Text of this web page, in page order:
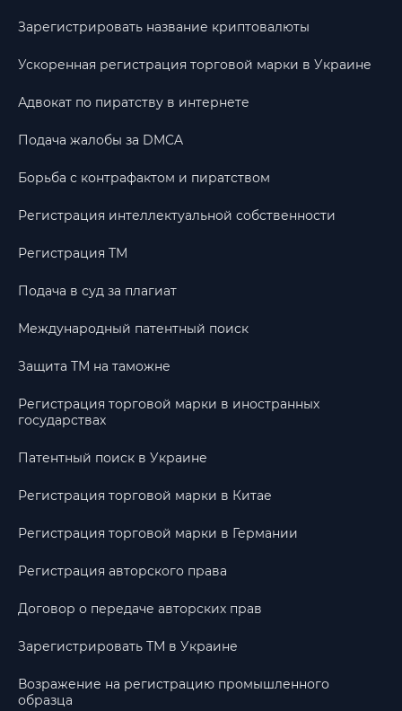
Зарегистрировать название криптовалюты
Ускоренная регистрация торговой марки в Украине
Адвокат по пиратству в интернете
Подача жалобы за DMCA
Борьба с контрафактом и пиратством
Регистрация интеллектуальной собственности
Регистрация ТМ
Подача в суд за плагиат
Международный патентный поиск
Защита ТМ на таможне
Регистрация торговой марки в иностранных
государствах
Патентный поиск в Украине
Регистрация торговой марки в Китае
Регистрация торговой марки в Германии
Регистрация авторского права
Договор о передаче авторских прав
Зарегистрировать ТМ в Украине
Возражение на регистрацию промышленного
образца